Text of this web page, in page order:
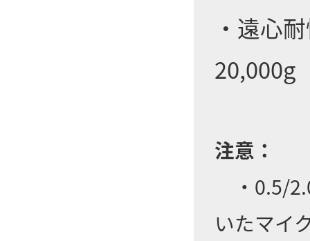
・遠心
20,000g
注意：
・0.5/
いたマイ